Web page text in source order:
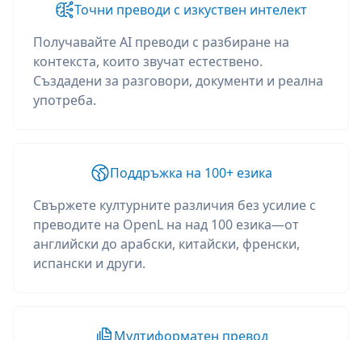
Точни преводи с изкуствен интелект
Получавайте AI преводи с разбиране на
контекста, които звучат естествено.
Създадени за разговори, документи и реална
употреба.
Поддръжка на 100+ езика
Свържете културните различия без усилие с
преводите на OpenL на над 100 езика—от
английски до арабски, китайски, френски,
испански и други.
Мултиформатен превод